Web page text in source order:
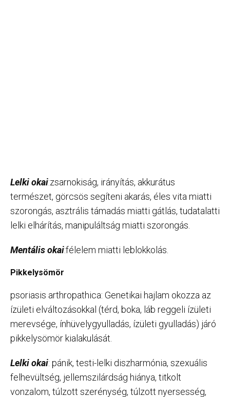
Lelki okai:zsarnokiság, irányítás, akkurátus
természet, görcsös segíteni akarás, éles vita miatti
szorongás, asztrális támadás miatti gátlás, tudatalatti
lelki elhárítás, manipuláltság miatti szorongás.
Mentális okai:félelem miatti leblokkolás.
Pikkelysömör
psoriasis arthropathica: Genetikai hajlam okozza az
ízületi elváltozásokkal (térd, boka, láb reggeli ízületi
merevsége, ínhüvelygyulladás, ízületi gyulladás) járó
pikkelysömör kialakulását.
Lelki okai: pánik, testi-lelki diszharmónia, szexuális
felhevültség, jellemszilárdság hiánya, titkolt
vonzalom, túlzott szerénység, túlzott nyersesség,